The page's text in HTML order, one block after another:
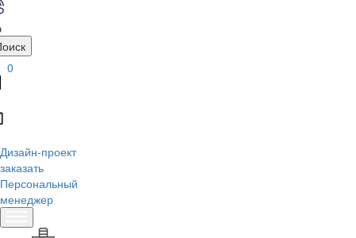
0
Дизайн-проект
заказать
Персональный
менеджер